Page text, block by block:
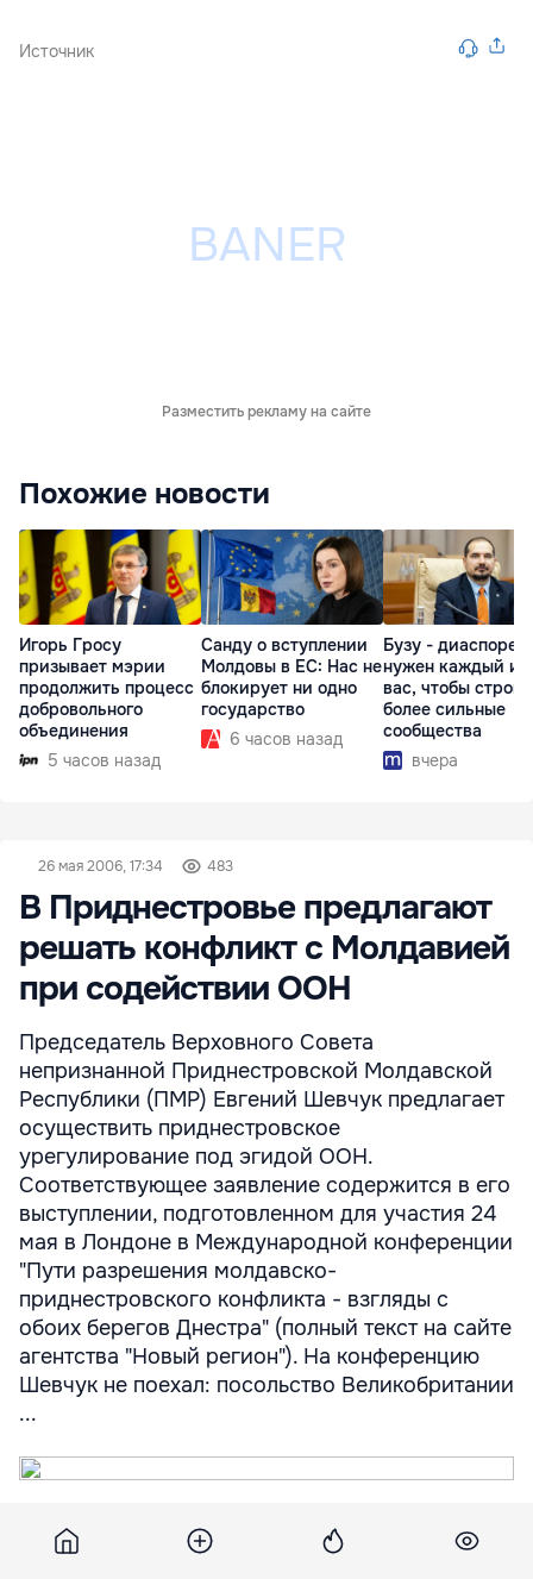
Источник
Разместить рекламу на сайте
Похожие новости
Игорь Гросу
призывает мэрии
продолжить процесс
добровольного
объединения
5 часов назад
Санду о вступлении
Молдовы в ЕС: Нас не
блокирует ни одно
государство
6 часов назад
Бузу - диаспоре:
нужен каждый из
вас, чтобы
более сильные
сообщества
вчера
26 мая 2006, 17:34 483
В Приднестровье предлагают
решать конфликт с Молдавией
при содействии ООН
Председатель Верховного Совета
непризнанной Приднестровской Молдавской
Республики (ПМР) Евгений Шевчук предлагает
осуществить приднестровское
урегулирование под эгидой ООН.
Соответствующее заявление содержится в его
выступлении, подготовленном для участия 24
мая в Лондоне в Международной конференции
"Пути разрешения молдавско-
приднестровского конфликта - взгляды с
обоих берегов Днестра" (полный текст на сайте
агентства "Новый регион"). На конференцию
Шевчук не поехал: посольство Великобритании
...
Председатель Верховного Совета